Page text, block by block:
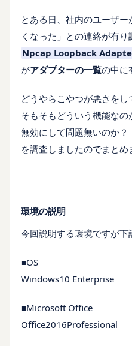
とある日、社内のユーザ
くなった」との連絡が有
Npcap Loopback
がアダプターの一覧の中に
どうやらこやつが悪さを
そもそもどういう機能なの
無効にして問題無いのか？
を調査しましたのでまとめ
環境の説明
今回説明する環境ですが下
■OS
Windows10 Enterprise
■Microsoft Office
Office2016Professional